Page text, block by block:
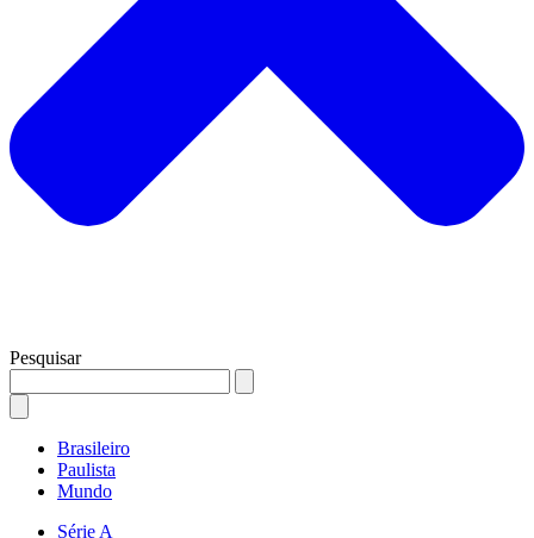
Pesquisar
Brasileiro
Paulista
Mundo
Série A